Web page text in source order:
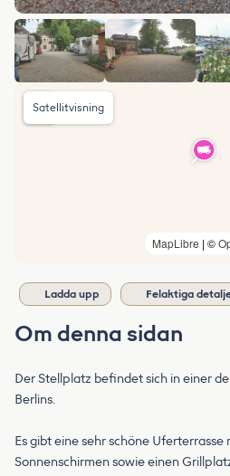
MapLibre | ©
Satellitvisning
Ladda upp Felaktiga
Om denna sidan
Der Stellplatz befindet sich in einer
Berlins.
Es gibt eine sehr schöne Uferterrasse
Sonnenschirmen sowie einen